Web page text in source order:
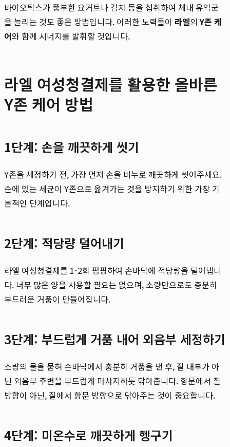
바이오틱스가 풍부한 요거트나 김치 등을 섭취하여 체내 유익균
을 늘리는 것도 좋은 방법입니다. 이러한 노력들이 라엘의Y존 케
어와 함께 시너지를 발휘할 것입니다.
라엘 여성청결제를 활용한 올바른
Y존 케어 방법
1단계: 손을 깨끗하게 씻기
Y존을 세정하기 전, 가장 먼저 손을 비누로 깨끗하게 씻어주세요.
손에 있는 세균이 Y존으로 옮겨가는 것을 방지하기 위한 가장 기
본적인 단계입니다.
2단계: 적당량 덜어내기
라엘 여성청결제를 1-2회 펌핑하여 손바닥에 적당량을 덜어냅니
다. 너무 많은 양을 사용할 필요는 없으며, 소량만으로도 충분히
부드러운 거품이 만들어집니다.
3단계: 부드럽게 거품 내어 외음부 세정하기
소량의 물을 묻혀 손바닥에서 충분히 거품을 낸 후, 질 내부가 아
닌 외음부 주변을 부드럽게 마사지하듯 닦아줍니다. 항문에서 질
방향이 아닌, 질에서 항문 방향으로 닦아주는 것이 중요합니다.
4단계: 미온수로 깨끗하게 헹구기